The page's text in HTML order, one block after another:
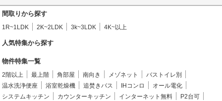
間取りから探す
1R~1LDK 2K~2LDK 3k~3LDK 4K~以上
人気特集から探す
物件特集一覧
2階以上 最上階 角部屋 南向き メゾネット
バストイレ別
温水洗浄便座
浴室乾燥機 追焚きバス IHコンロ
オール電化
システムキッチン
カウンターキッチン インターネット無料
P2台可